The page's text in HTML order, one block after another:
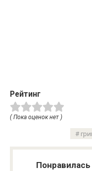
Рейтинг
( Пока оценок нет )